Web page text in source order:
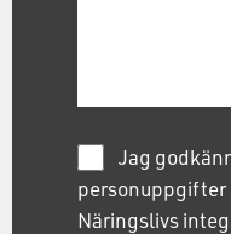
Jag
personuppgifter
Näringslivs